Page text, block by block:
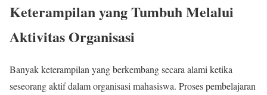
Keterampilan yang Tumbuh Melalui
Aktivitas Organisasi
Banyak keterampilan yang berkembang secara alami ketika
seseorang aktif dalam organisasi mahasiswa. Proses pembelajaran